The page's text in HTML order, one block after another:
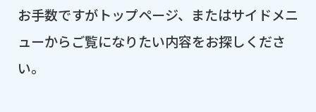
お手数ですがトップページ、またはサイドメニ
ューからご覧になりたい内容をお探しくださ
い。